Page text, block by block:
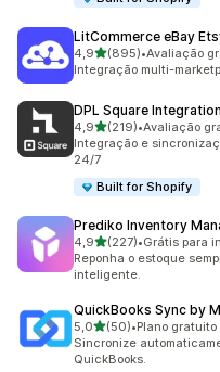
LitCommerce eBay
4,9de 5 estrelas
(895)
895 avaliações ao todo
•Avaliação
Integração multi-
DPL Square Integration
4,9de 5 estrelas
(219)
219 avaliações ao todo
•Avaliação
Integração e
24/7
Built for Shopify
Prediko Inventory
4,9de 5 estrelas
(227)
227 avaliações ao todo
•Grátis para
Reponha o estoque
inteligente.
QuickBooks Sync by
5,0de 5 estrelas
(50)
50 avaliações ao todo
•Plano
Sincronize
QuickBooks.